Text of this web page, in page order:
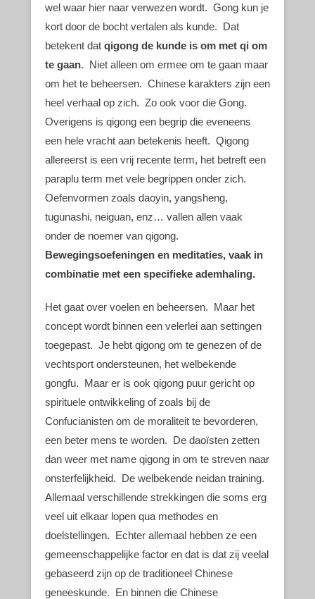
wel waar hier naar verwezen wordt. Gong kun je
kort door de bocht vertalen als kunde. Dat
betekent dat qigong de kunde is om met qi om
te gaan. Niet alleen om ermee om te gaan maar
om het te beheersen. Chinese karakters zijn een
heel verhaal op zich. Zo ook voor die Gong.
Overigens is qigong een begrip die eveneens
een hele vracht aan betekenis heeft. Qigong
allereerst is een vrij recente term, het betreft een
paraplu term met vele begrippen onder zich.
Oefenvormen zoals daoyin, yangsheng,
tugunashi, neiguan, enz… vallen allen vaak
onder de noemer van qigong.
Bewegingsoefeningen en meditaties, vaak in
combinatie met een specifieke ademhaling.
Het gaat over voelen en beheersen. Maar het
concept wordt binnen een velerlei aan settingen
toegepast. Je hebt qigong om te genezen of de
vechtsport ondersteunen, het welbekende
gongfu. Maar er is ook qigong puur gericht op
spirituele ontwikkeling of zoals bij de
Confucianisten om de moraliteit te bevorderen,
een beter mens te worden. De daoïsten zetten
dan weer met name qigong in om te streven naar
onsterfelijkheid. De welbekende neidan training.
Allemaal verschillende strekkingen die soms erg
veel uit elkaar lopen qua methodes en
doelstellingen. Echter allemaal hebben ze een
gemeenschappelijke factor en dat is dat zij veelal
gebaseerd zijn op de traditioneel Chinese
geneeskunde. En binnen die Chinese